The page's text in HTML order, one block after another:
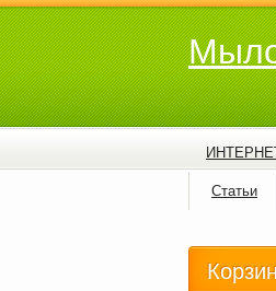
Статьи